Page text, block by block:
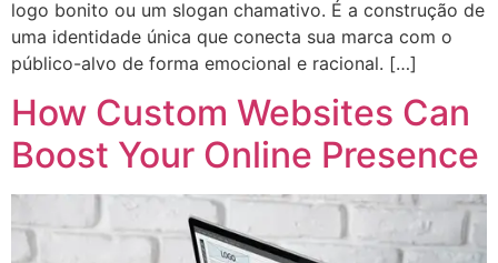
logo bonito ou um slogan chamativo. É a construção de
uma identidade única que conecta sua marca com o
público-alvo de forma emocional e racional. […]
How Custom Websites Can
Boost Your Online Presence